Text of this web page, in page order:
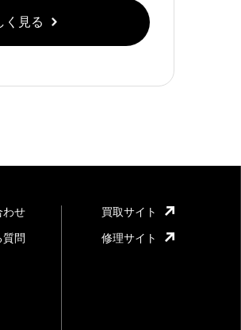
く見る
わせ
質問
買取サイト
修理サイト